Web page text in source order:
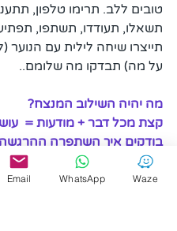
טובים ללב. תרימו טלפון,
תשאלו, תעודדו, תשתפו,
תייצרו שיחה לילית עם הנוער
על מה) תבדקו מה שלומם..
מה יהיה השילוב המנצח?
קצת מכל דבר + מודעות =
בודקים איך השתפרה ההרגשה -
עד שמרגישים טוב !
איך לצאת ממשברEmail WhatsApp Waze